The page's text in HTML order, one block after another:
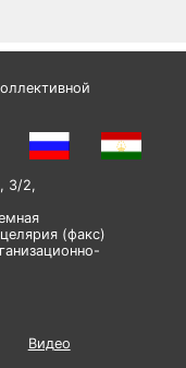
3/2,
(факс)
Видео